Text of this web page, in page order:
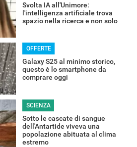
Svolta IA all'Unimore:
l'intelligenza artificiale trova
spazio nella ricerca e non solo
OFFERTE
Galaxy S25 al minimo storico,
questo è lo smartphone da
comprare oggi
SCIENZA
Sotto le cascate di sangue
dell'Antartide viveva una
popolazione abituata al clima
estremo